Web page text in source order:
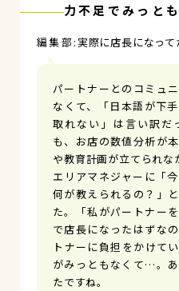
力不足でみっと
実際に店長になっ
パートナーとのコミュ
なくて、「日本語が下
取れない」は言い訳だ
も、お店の数値分析が
や教育計画が立てられな
エリアマネジャーに「
何が教えられるの？」
た。「私がパートナー
で店長になったはずな
トナーに負担をかけて
がみっともなくて…。
たですね。